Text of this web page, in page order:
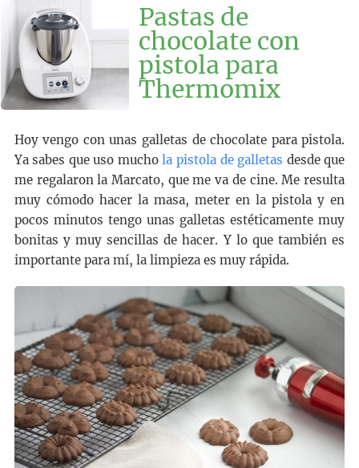
Pastas de
chocolate con
pistola para
Thermomix
Hoy vengo con unas galletas de chocolate para pistola.
Ya sabes que uso muchola pistola de galletas desde que
me regalaron la Marcato, que me va de cine. Me resulta
muy cómodo hacer la masa, meter en la pistola y en
pocos minutos tengo unas galletas estéticamente muy
bonitas y muy sencillas de hacer. Y lo que también es
importante para mí, la limpieza es muy rápida.